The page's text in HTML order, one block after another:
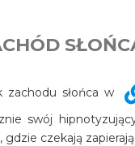
zachodu słońca w
swój
czekają